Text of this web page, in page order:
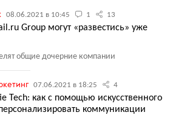
08.06.2021 в 10:45 1 13
Group могут «развестись» уже
общие дочерние компании
07.06.2021 в 18:25 4
Tech: как с помощью искусственного
коммуникации